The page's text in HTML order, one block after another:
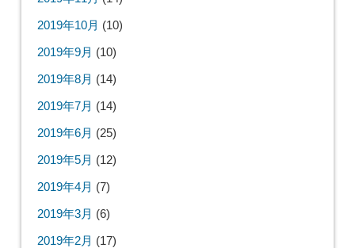
2019年10月 (10)
2019年9月 (10)
2019年8月 (14)
2019年7月 (14)
2019年6月 (25)
2019年5月 (12)
2019年4月 (7)
2019年3月 (6)
2019年2月 (17)